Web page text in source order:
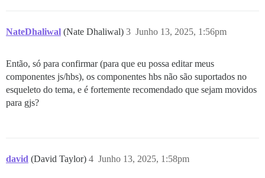
NateDhaliwal (Nate Dhaliwal) Junho 13, 2025, 1:56pm
3
Então, só para confirmar (para que eu possa editar meus
componentes js/hbs), os componentes hbs não são suportados no
esqueleto do tema, e é fortemente recomendado que sejam movidos
para gjs?
david (David Taylor) Junho 13, 2025, 1:58pm
4